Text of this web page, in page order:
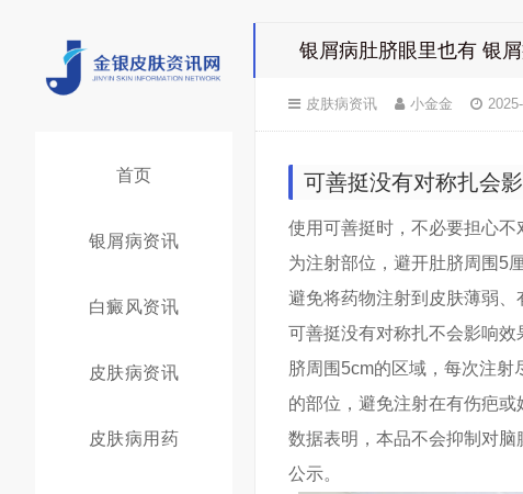
首页
银屑病资讯
白癜风资讯
皮肤病资讯
皮肤病用药
银屑病肚脐眼里也有 银
皮肤病资讯 小金金
可善挺没有对称扎会
使用可善挺时，不必要担心
为注射部位，避开肚脐周围5
避免将药物注射到皮肤薄弱、
可善挺没有对称扎不会影响
脐周围5cm的区域，每次注
的部位，避免注射在有伤疤或
数据表明，本品不会抑制对
公示。